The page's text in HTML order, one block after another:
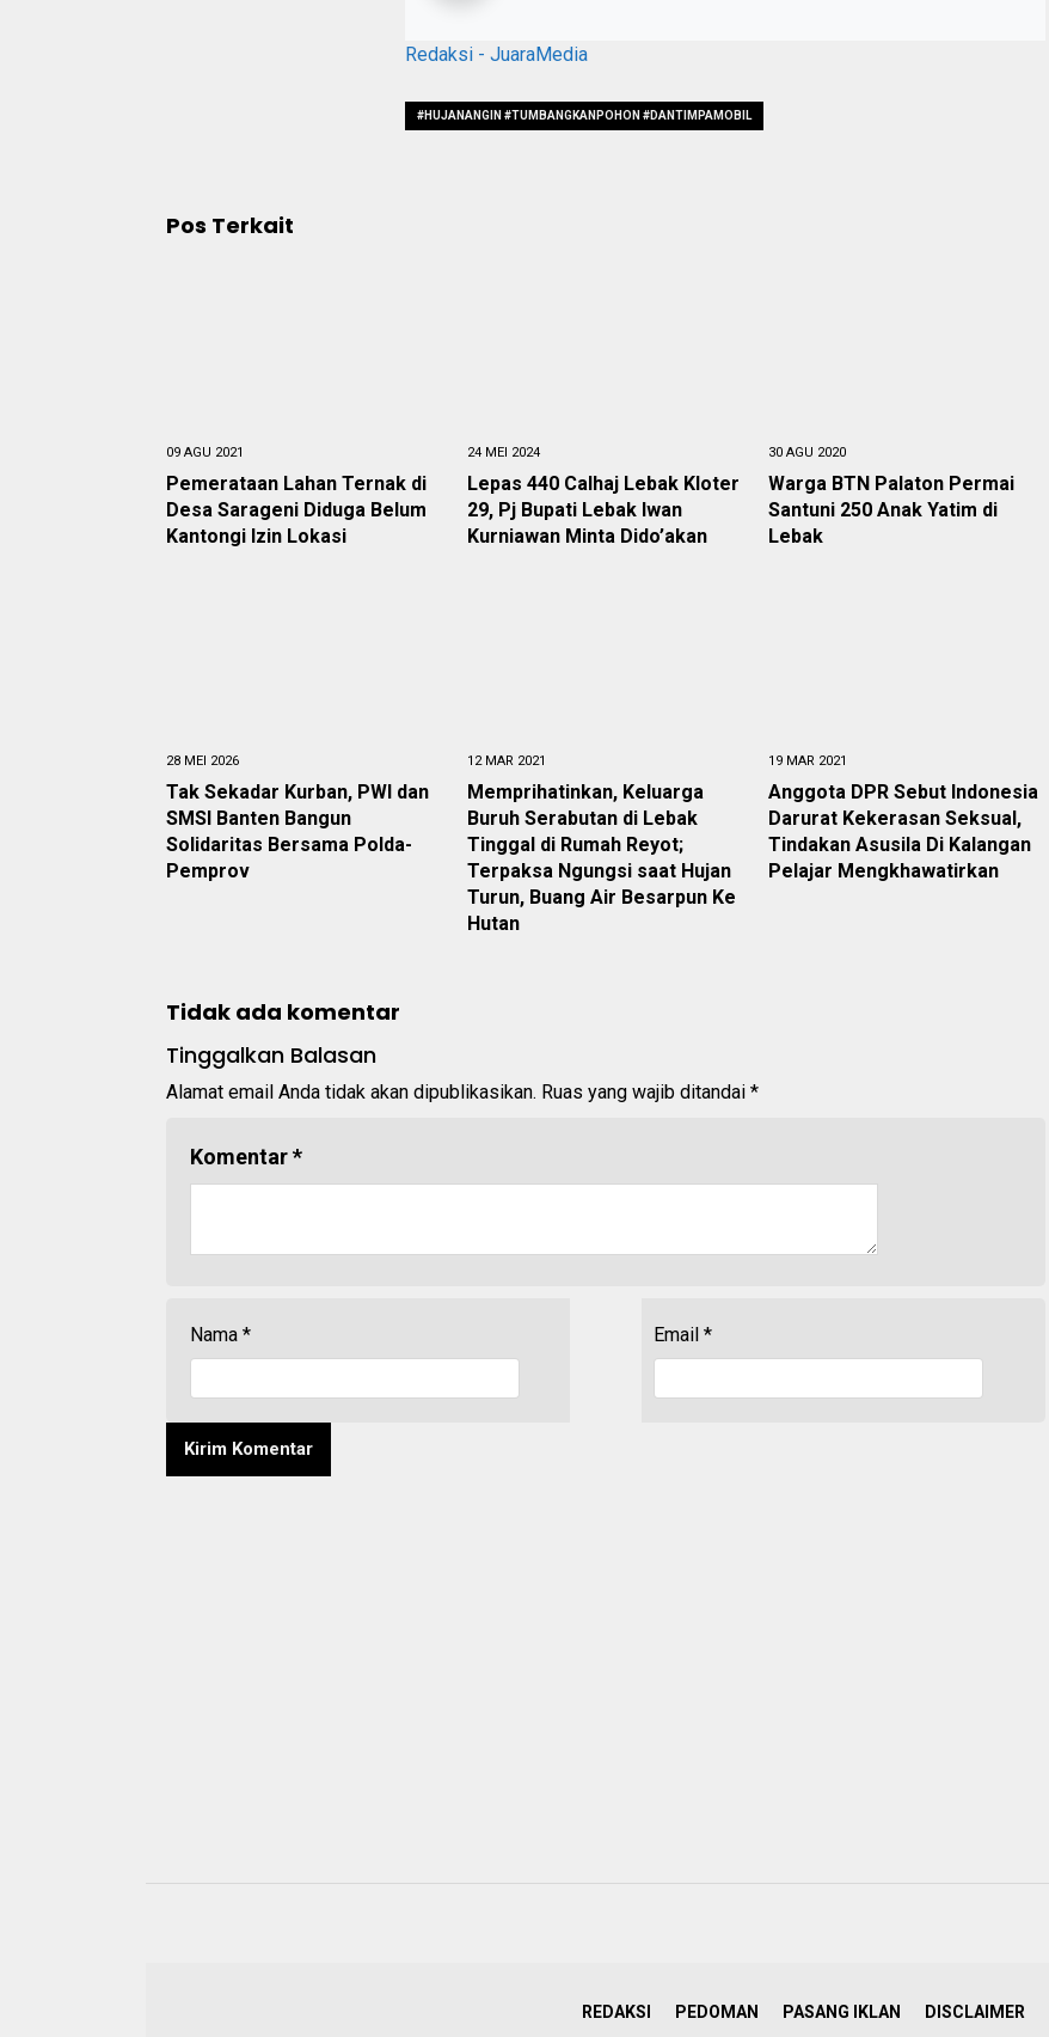
Redaksi - JuaraMedia
#HUJANANGIN #TUMBANGKANPOHON #DANTIMPAMOBIL
Pos Terkait
09 AGU 2021
Pemerataan Lahan Ternak di
Desa Sarageni Diduga Belum
Kantongi Izin Lokasi
24 MEI 2024
Lepas 440 Calhaj Lebak Kloter
29, Pj Bupati Lebak Iwan
Kurniawan Minta Dido’akan
30 AGU 2020
Warga BTN Palaton Permai
Santuni 250 Anak Yatim di
Lebak
28 MEI 2026
Tak Sekadar Kurban, PWI dan
SMSI Banten Bangun
Solidaritas Bersama Polda-
Pemprov
12 MAR 2021
Memprihatinkan, Keluarga
Buruh Serabutan di Lebak
Tinggal di Rumah Reyot;
Terpaksa Ngungsi saat Hujan
Turun, Buang Air Besarpun Ke
Hutan
19 MAR 2021
Anggota DPR Sebut Indonesia
Darurat Kekerasan Seksual,
Tindakan Asusila Di Kalangan
Pelajar Mengkhawatirkan
Tidak ada komentar
Tinggalkan Balasan
Alamat email Anda tidak akan dipublikasikan. Ruas yang wajib ditandai *
Komentar*
Nama * Email *
REDAKSI PEDOMAN PASANG IKLAN DISCLAIMER